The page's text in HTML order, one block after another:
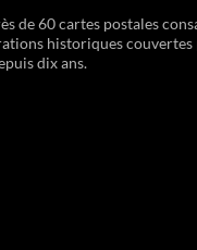
de 60 cartes postales
historiques couvertes
dix ans.